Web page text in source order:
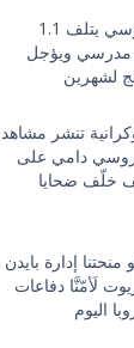
القصف الروسي يتلف 1.1
مدرسي ويؤجل
لشهرين
تنشر مشاهد
دامي على
خلّف ضحايا
إدارة بايدن
لَأمّنَّا دفاعات
اليوم